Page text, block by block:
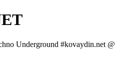
Underground #kovaydin.net @